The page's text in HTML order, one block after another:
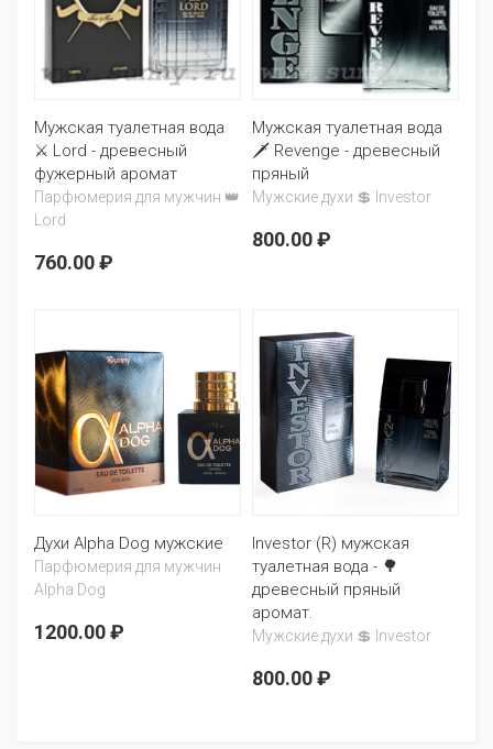
Мужская туалетная вода
⚔ Lord - древесный
фужерный аромат
Парфюмерия для мужчин 👑
Lord
760.00 ₽
Мужская туалетная вода
🗡 Revenge - древесный
пряный
Мужские духи 💲 Investor
800.00 ₽
Духи Alpha Dog мужские
Парфюмерия для мужчин
Alpha Dog
1200.00 ₽
Investor (R) мужская
туалетная вода - 🌳
древесный пряный
аромат.
Мужские духи 💲 Investor
800.00 ₽